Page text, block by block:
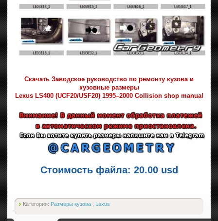
Скачать Заводское руководство по ремонту кузова и
кузовные размеры
Lexus LS400 (UCF20/USF20) 1995–2000 Collision shop manual
Стоимость файла: 20.00 usd
Категория: Размеры кузова Lexus